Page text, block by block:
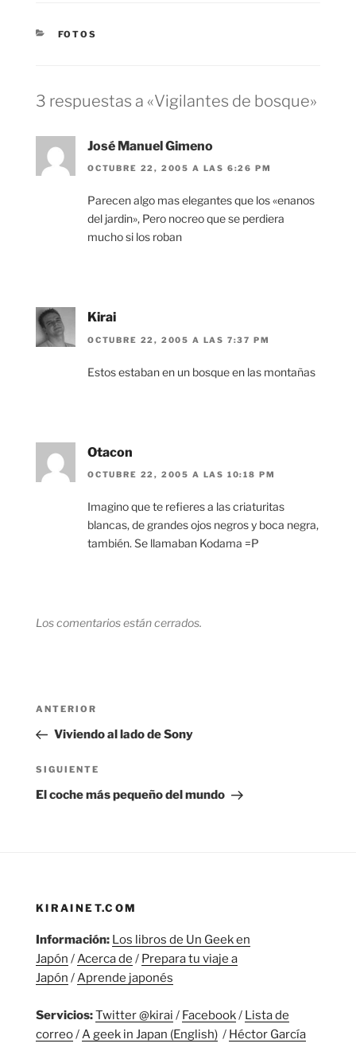
CATEGORÍAS
FOTOS
3 respuestas a «Vigilantes de bosque»
José Manuel Gimeno
OCTUBRE 22, 2005 A LAS 6:26 PM
Parecen algo mas elegantes que los «enanos
del jardin», Pero nocreo que se perdiera
mucho si los roban
Kirai
OCTUBRE 22, 2005 A LAS 7:37 PM
Estos estaban en un bosque en las montañas
Otacon
OCTUBRE 22, 2005 A LAS 10:18 PM
Imagino que te refieres a las criaturitas
blancas, de grandes ojos negros y boca negra,
también. Se llamaban Kodama =P
Los comentarios están cerrados.
Navegación
entradas
Entrada
anterior:
ANTERIOR
Viviendo al lado de Sony
Siguiente
entrada
SIGUIENTE
El coche más pequeño del mundo
KIRAINET.COM
Información: Los libros de Un Geek en
Japón /Acerca de / Prepara tu viaje a
Japón /Aprende japonés
Servicios:Twitter @kirai / Facebook/ Lista de
correo/A geek in Japan (English) / Héctor García